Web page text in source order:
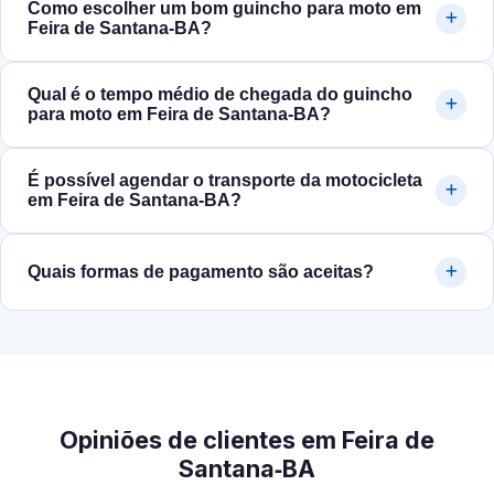
Como escolher um bom guincho para moto em
Feira de Santana‑BA?
Qual é o tempo médio de chegada do guincho
para moto em Feira de Santana‑BA?
É possível agendar o transporte da motocicleta
em Feira de Santana‑BA?
Quais formas de pagamento são aceitas?
Opiniões de clientes em Feira de
Santana‑BA